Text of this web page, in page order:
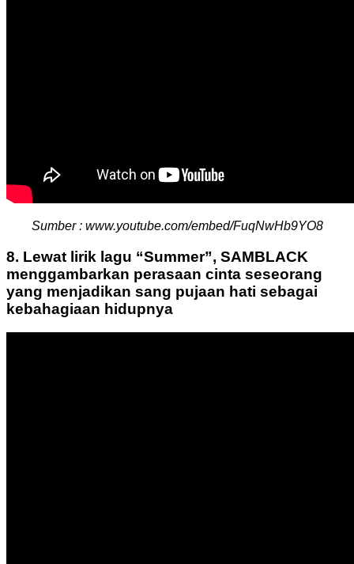
Sumber : www.youtube.com/embed/FuqNwHb9YO8
8. Lewat lirik lagu “Summer”, SAMBLACK
menggambarkan perasaan cinta seseorang
yang menjadikan sang pujaan hati sebagai
kebahagiaan hidupnya